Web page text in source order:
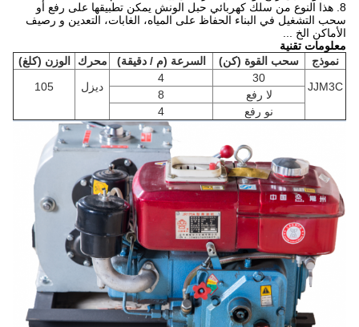
8. هذا النوع من سلك كهربائي حبل الونش يمكن تطبيقها على رفع أو
سحب التشغيل في البناء الحفاظ على المياه، الغابات، التعدين و رصيف
الأماكن الخ ...
معلومات تقنية
نموذج
سحب القوة (كن) السرعة (م / دقيقة) محرك
الوزن (كلغ)
JJM3C
30
4
ديزل 105
لا رفع
نو رفع
4